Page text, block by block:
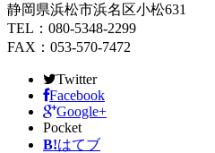
静岡県浜松市浜名区小松631
TEL：080-5348-2299
FAX：053-570-7472
Twitter
Facebook
Google+
Pocket
B!はてブ